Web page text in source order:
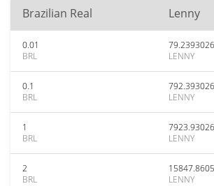
Brazilian Real Lenny
0.01
BRL
LENNY
0.1
BRL
LENNY
1
BRL
LENNY
2
BRL
LENNY